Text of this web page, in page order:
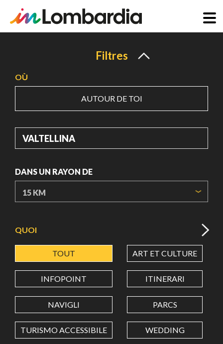
principal
Filtres
OÙ
AUTOUR DE TOI
OÙ
DANS UN RAYON DE
LATITUDE
LONGITUDE
Value in decimal degrees. Use dot (.) as decimal separator.
QUOI
TOUT ART ET CULTURE
INFOPOINT ITINERARI
NAVIGLI PARCS
TURISMO ACCESSIBILE WEDDING